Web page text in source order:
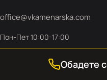
office@vkamenarska.com
Пон-Пет 10:00-17:00
Обадете